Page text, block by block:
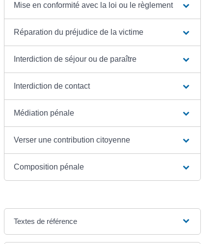
Mise en conformité avec la loi ou le règlement
Réparation du préjudice de la victime
Interdiction de séjour ou de paraître
Interdiction de contact
Médiation pénale
Verser une contribution citoyenne
Composition pénale
Textes de référence